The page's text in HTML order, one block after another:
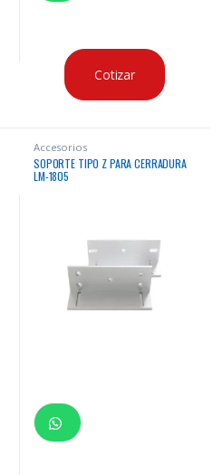
Cotizar
Accesorios
SOPORTE TIPO Z PARA CERRADURA
LM-1805